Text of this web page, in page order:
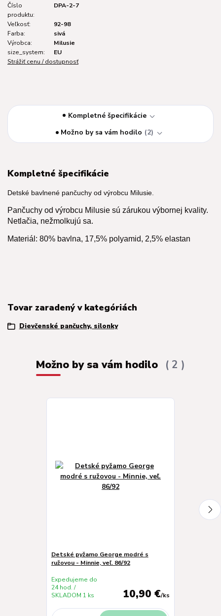
Číslo
produktu:
DPA-2-7
Veľkosť:
92-98
Farba:
sivá
Výrobca:
Milusie
size_system:
EU
Strážiť cenu / dostupnosť
Kompletné špecifikácie
Možno by sa vám hodilo
2
Kompletné špecifikácie
Detské bavlnené pančuchy od výrobcu Milusie.
Pančuchy od výrobcu Milusie sú zárukou výbornej kvality.
Netlačia, nežmolkujú sa.
Materiál: 80% bavlna, 17,5% polyamid, 2,5% elastan
Tovar zaradený v kategóriách
Dievčenské pančuchy, silonky
Možno by sa vám hodilo 2
Detské pyžamo George modré s
ružovou - Minnie, veľ. 86/92
10,90 €/ks
Expedujeme do
24 hod. /
SKLADOM 1 ks